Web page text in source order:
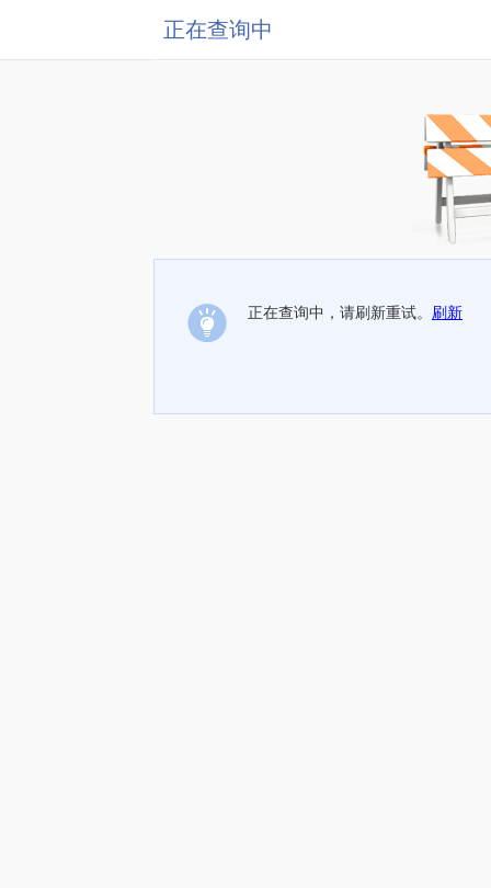
正在查询中
正在查询中，请刷新重试。 刷新